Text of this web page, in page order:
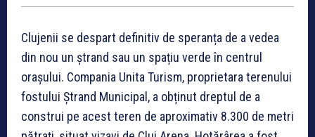
Clujenii se despart definitiv de speranța de a vedea
din nou un ștrand sau un spațiu verde în centrul
orașului. Compania Unita Turism, proprietara terenului
fostului Ștrand Municipal, a obținut dreptul de a
construi pe acest teren de aproximativ 8.300 de metri